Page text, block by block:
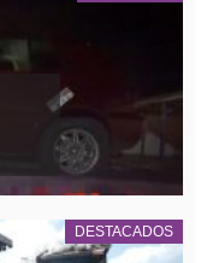
DESTACADOS